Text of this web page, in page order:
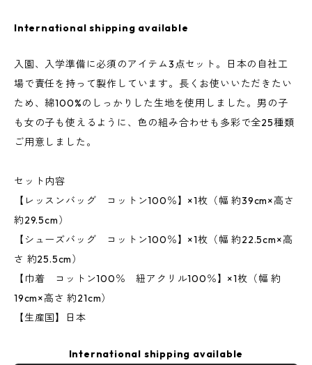
International shipping available
入園、入学準備に必須のアイテム3点セット。日本の自社工
場で責任を持って製作しています。長くお使いいただきたい
ため、綿100%のしっかりした生地を使用しました。男の子
も女の子も使えるように、色の組み合わせも多彩で全25種類
ご用意しました。
セット内容
【レッスンバッグ コットン100％】×1枚（幅 約39cm×高さ
約29.5cm）
【シューズバッグ コットン100％】×1枚（幅 約22.5cm×高
さ 約25.5cm）
【巾着 コットン100％ 紐アクリル100％】×1枚（幅 約
19cm×高さ 約21cm）
【生産国】日本
International shipping available